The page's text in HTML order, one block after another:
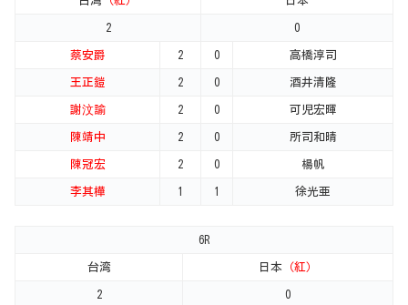
2 0
蔡安爵 2 0 高橋淳司
王正鎧 2 0 酒井清隆
謝汶諭 2 0 可児宏暉
陳靖中 2 0 所司和晴
陳冠宏 2 0 楊帆
李其樺 1 1 徐光亜
6R
台湾 日本 （紅）
2 0